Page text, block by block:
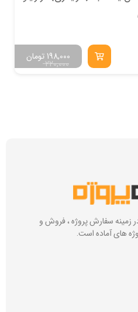
220,000
تومان198,000
زمینه سفارش پروژه ، فروش و
های آماده است.